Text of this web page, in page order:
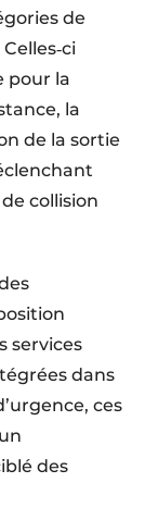
de
pour la
la
de la sortie
collision
services
dans
ces
des